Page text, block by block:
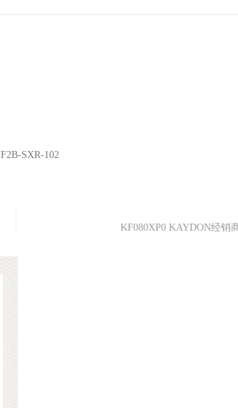
SXR-102
KF080XP0 KAYDON经销